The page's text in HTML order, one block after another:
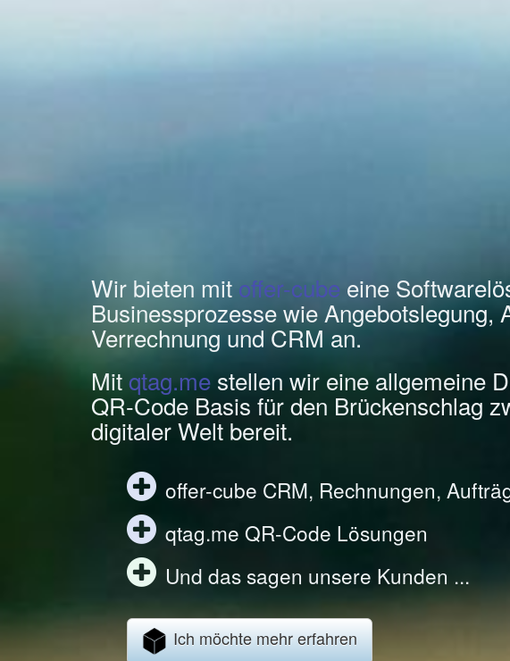
Wir bieten mit offer-cube eine
Businessprozesse wie Angebotslegung,
Verrechnung und CRM an.
Mitqtag.me stellen wir eine allgemeine
QR-Code Basis für den Brückenschlag
digitaler Welt bereit.
offer-cube CRM, Rechnungen,
qtag.me QR-Code Lösungen
Und das sagen unsere Kunden ...
Ich möchte mehr erfahren